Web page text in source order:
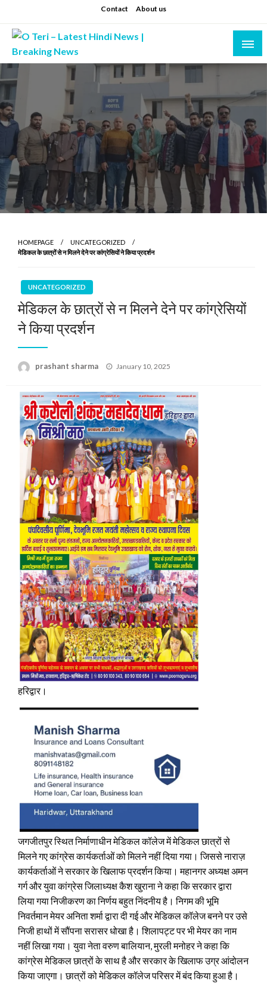
to
content
Contact About us
O Teri – Latest Hindi News | Breaking News
Prashant sharma (shastri)
HOMEPAGE
UNCATEGORIZED
मेडिकल के छात्रों से न मिलने देने पर कांग्रेसियों ने किया प्रदर्शन
UNCATEGORIZED
मेडिकल के छात्रों से न मिलने देने पर कांग्रेसियों
ने किया प्रदर्शन
prashant sharma
Posted
January 10, 2025
हरिद्वार।
जगजीतपुर स्थित निर्माणाधीन मेडिकल कॉलेज में मेडिकल छात्रों से
मिलने गए कांग्रेस कार्यकर्ताओं को मिलने नहीं दिया गया। जिससे नाराज़
कार्यकर्ताओं ने सरकार के खिलाफ प्रदर्शन किया। महानगर अध्यक्ष अमन
गर्ग और युवा कांग्रेस जिलाध्यक्ष कैश खुराना ने कहा कि सरकार द्वारा
लिया गया निजीकरण का निर्णय बहुत निंदनीय है। निगम की भूमि
निवर्तमान मेयर अनिता शर्मा द्वारा दी गई और मेडिकल कॉलेज बनने पर उसे
निजी हाथों में सौंपना सरासर धोखा है। शिलापट्ट पर भी मेयर का नाम
नहीं लिखा गया। युवा नेता वरुण बालियान, मुरली मनोहर ने कहा कि
कांग्रेस मेडिकल छात्रों के साथ है और सरकार के खिलाफ उग्र आंदोलन
किया जाएगा। छात्रों को मेडिकल कॉलेज परिसर में बंद किया हुआ है।